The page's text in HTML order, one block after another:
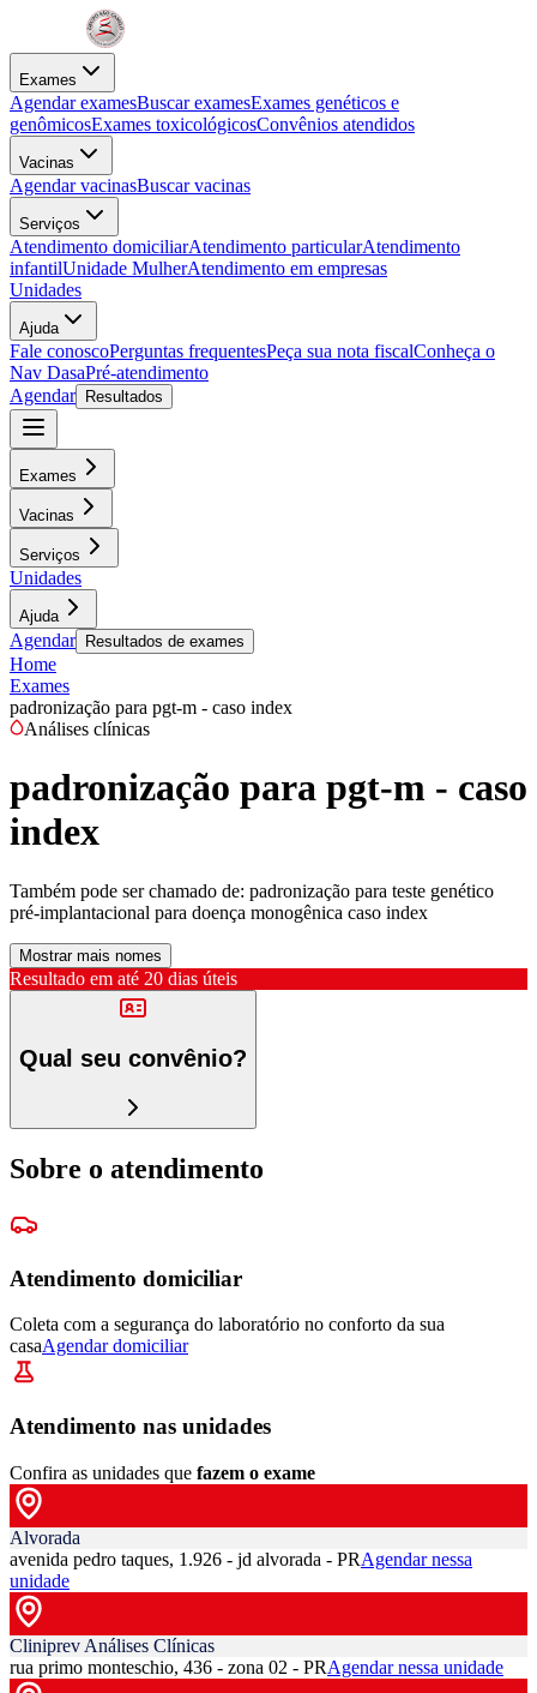
Exames
Agendar examesBuscar examesExames genéticos e
genômicosExames toxicológicosConvênios atendidos
Vacinas
Agendar vacinasBuscar vacinas
Serviços
Atendimento domiciliarAtendimento particularAtendimento
infantilUnidade MulherAtendimento em empresas
Unidades
Ajuda
Fale conoscoPerguntas frequentesPeça sua nota fiscalConheça o
Nav DasaPré-atendimento
Agendar
Resultados
Exames
Vacinas
Serviços
Unidades
Ajuda
Agendar Resultados de exames
Home
Exames
padronização para pgt-m - caso index
Análises clínicas
padronização para pgt-m - caso
index
Também pode ser chamado de: padronização para teste genético
pré-implantacional para doença monogênica caso index
Mostrar mais nomes
Resultado em até 20 dias úteis
Qual seu convênio?
Sobre o atendimento
Atendimento domiciliar
Coleta com a segurança do laboratório no conforto da sua
casaAgendar domiciliar
Atendimento nas unidades
Confira as unidades que fazem o exame
Alvorada
avenida pedro taques, 1.926 - jd alvorada - PRAgendar nessa
unidade
Cliniprev Análises Clínicas
rua primo monteschio, 436 - zona 02 - PRAgendar nessa unidade